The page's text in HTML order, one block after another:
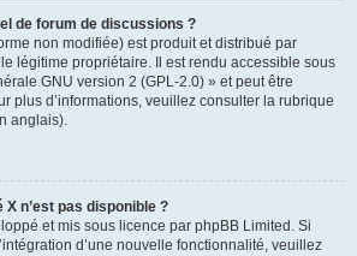
de forum de discussions ?
non modifiée) est produit et distribué par
légitime propriétaire. Il est rendu accessible sous
GNU version 2 (GPL-2.0) » et peut être
plus d’informations, veuillez consulter la rubrique
anglais).
n’est pas disponible ?
et mis sous licence par phpBB Limited. Si
d’une nouvelle fonctionnalité, veuillez